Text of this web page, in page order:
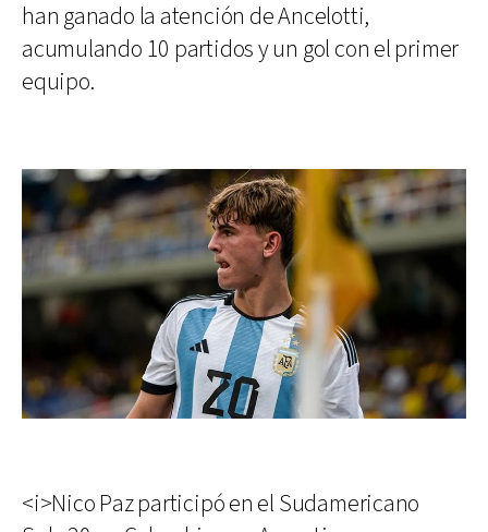
han ganado la atención de Ancelotti,
acumulando 10 partidos y un gol con el primer
equipo.
<i>Nico Paz participó en el Sudamericano